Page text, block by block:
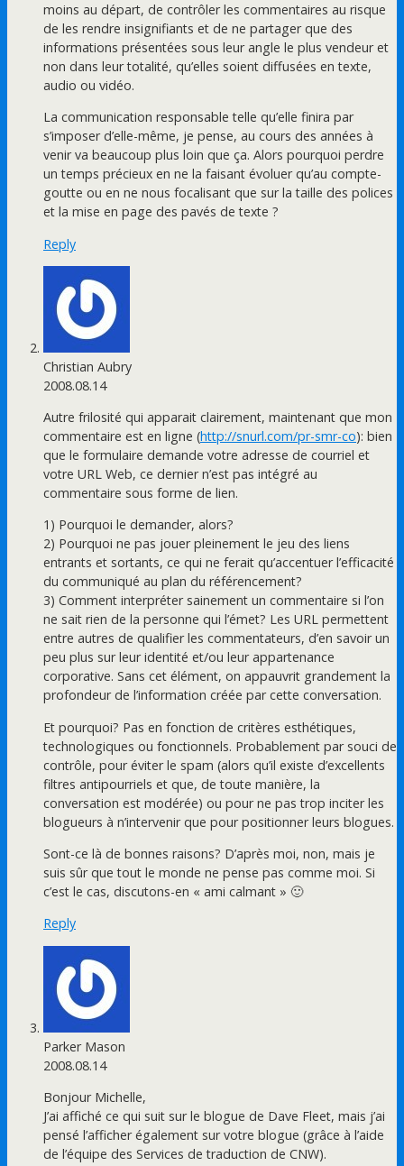
moins au départ, de contrôler les commentaires au risque
de les rendre insignifiants et de ne partager que des
informations présentées sous leur angle le plus vendeur et
non dans leur totalité, qu’elles soient diffusées en texte,
audio ou vidéo.
La communication responsable telle qu’elle finira par
s’imposer d’elle-même, je pense, au cours des années à
venir va beaucoup plus loin que ça. Alors pourquoi perdre
un temps précieux en ne la faisant évoluer qu’au compte-
goutte ou en ne nous focalisant que sur la taille des polices
et la mise en page des pavés de texte ?
Reply
Christian Aubry
2008.08.14
Autre frilosité qui apparait clairement, maintenant que mon
commentaire est en ligne (http://snurl.com/pr-smr-co): bien
que le formulaire demande votre adresse de courriel et
votre URL Web, ce dernier n’est pas intégré au
commentaire sous forme de lien.
1) Pourquoi le demander, alors?
2) Pourquoi ne pas jouer pleinement le jeu des liens
entrants et sortants, ce qui ne ferait qu’accentuer l’efficacité
du communiqué au plan du référencement?
3) Comment interpréter sainement un commentaire si l’on
ne sait rien de la personne qui l’émet? Les URL permettent
entre autres de qualifier les commentateurs, d’en savoir un
peu plus sur leur identité et/ou leur appartenance
corporative. Sans cet élément, on appauvrit grandement la
profondeur de l’information créée par cette conversation.
Et pourquoi? Pas en fonction de critères esthétiques,
technologiques ou fonctionnels. Probablement par souci de
contrôle, pour éviter le spam (alors qu’il existe d’excellents
filtres antipourriels et que, de toute manière, la
conversation est modérée) ou pour ne pas trop inciter les
blogueurs à n’intervenir que pour positionner leurs blogues.
Sont-ce là de bonnes raisons? D’après moi, non, mais je
suis sûr que tout le monde ne pense pas comme moi. Si
c’est le cas, discutons-en « ami calmant » 🙂
Reply
Parker Mason
2008.08.14
Bonjour Michelle,
J’ai affiché ce qui suit sur le blogue de Dave Fleet, mais j’ai
pensé l’afficher également sur votre blogue (grâce à l’aide
de l’équipe des Services de traduction de CNW).